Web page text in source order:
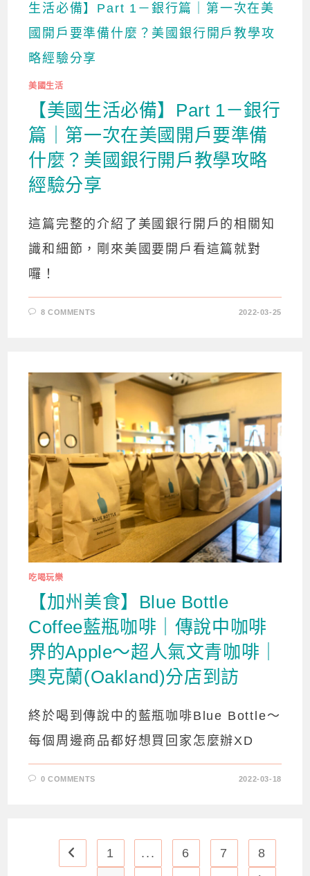
美國生活
【美國生活必備】Part 1－銀行
篇｜第一次在美國開戶要準備
什麼？美國銀行開戶教學攻略
經驗分享
這篇完整的介紹了美國銀行開戶的相關知
識和細節，剛來美國要開戶看這篇就對
囉！
8 COMMENTS 2022-03-25
吃喝玩樂
【加州美食】Blue Bottle
Coffee藍瓶咖啡｜傳說中咖啡
界的Apple～超人氣文青咖啡｜
奧克蘭(Oakland)分店到訪
終於喝到傳說中的藍瓶咖啡Blue Bottle～
每個周邊商品都好想買回家怎麼辦XD
0 COMMENTS 2022-03-18
Go to the previous page
1 ... 6 7
8